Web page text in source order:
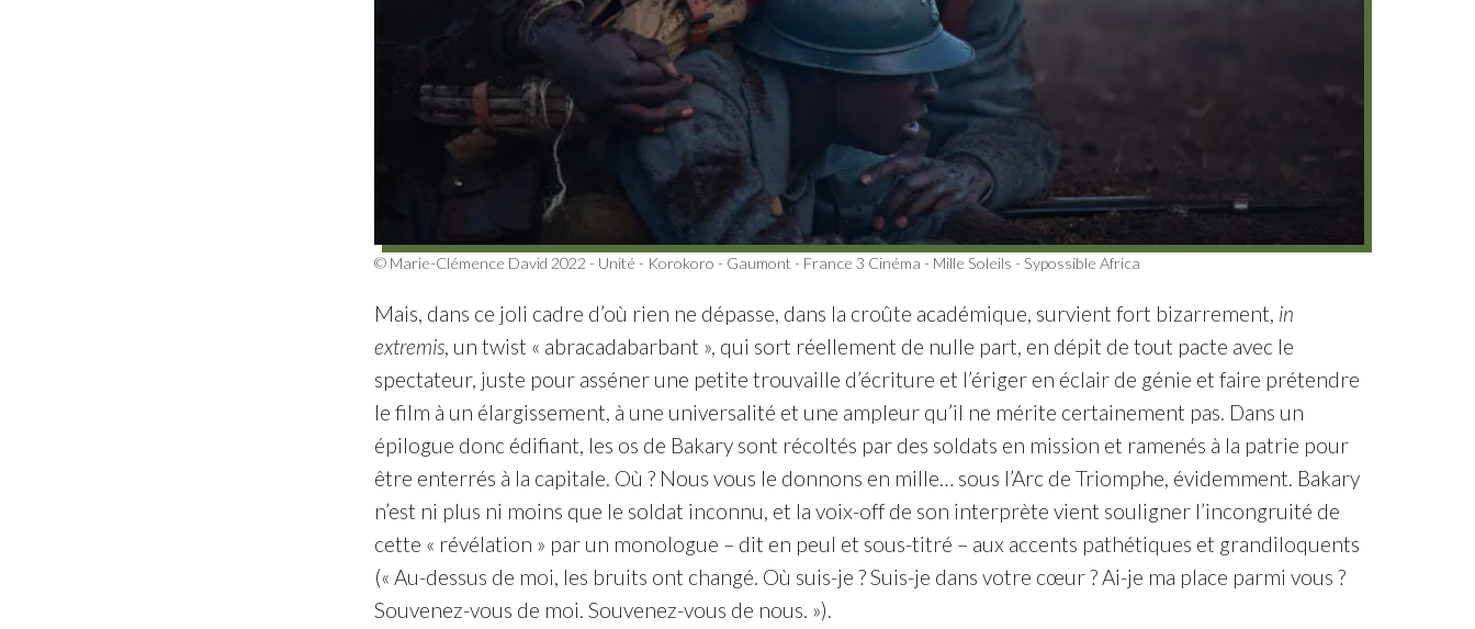
© Marie-Clémence David 2022 - Unité - Korokoro - Gaumont - France 3 Cinéma - Mille Soleils - Sypossible Africa
Mais, dans ce joli cadre d’où rien ne dépasse, dans la croûte académique, survient fort bizarrement, in
extremis, un twist « abracadabarbant », qui sort réellement de nulle part, en dépit de tout pacte avec le
spectateur, juste pour asséner une petite trouvaille d’écriture et l’ériger en éclair de génie et faire prétendre
le film à un élargissement, à une universalité et une ampleur qu’il ne mérite certainement pas. Dans un
épilogue donc édifiant, les os de Bakary sont récoltés par des soldats en mission et ramenés à la patrie pour
être enterrés à la capitale. Où ? Nous vous le donnons en mille… sous l’Arc de Triomphe, évidemment. Bakary
n’est ni plus ni moins que le soldat inconnu, et la voix-off de son interprète vient souligner l’incongruité de
cette « révélation » par un monologue – dit en peul et sous-titré – aux accents pathétiques et grandiloquents
(« Au-dessus de moi, les bruits ont changé. Où suis-je ? Suis-je dans votre cœur ? Ai-je ma place parmi vous ?
Souvenez-vous de moi. Souvenez-vous de nous. »).